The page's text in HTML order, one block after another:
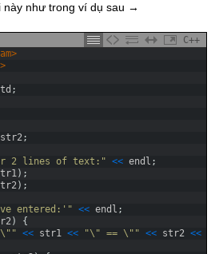
này như trong ví dụ sau →
C++
;
str2;
2 lines of text:" << endl ;
) ;
) ;
entered:'" << endl ;
)
{
<< str1 << "\" == \"" << str2 <<